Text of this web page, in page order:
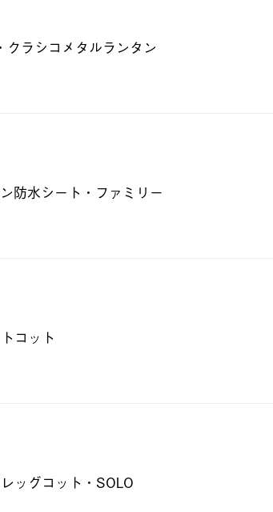
クラシコメタルランタン
防水シート・ファミリー
コット
ッグコット・SOLO